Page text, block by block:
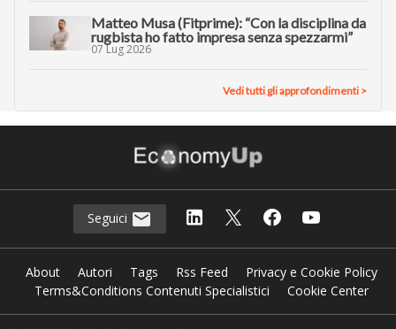
Matteo Musa (Fitprime): “Con la disciplina da
rugbista ho fatto impresa senza spezzarmi”
07 Lug 2026
Vedi tutti gli approfondimenti >
Seguici
About Autori Tags Rss Feed
Privacy e Cookie Policy
Terms&Conditions Contenuti Specialistici
Cookie Center